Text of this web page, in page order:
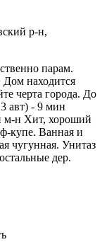
р-н,
парам.
Дом находится
черта города. До
авт) - 9 мин
м-н Хит, хороший
купе. Ванная и
чугунная. Унитаз
дер.